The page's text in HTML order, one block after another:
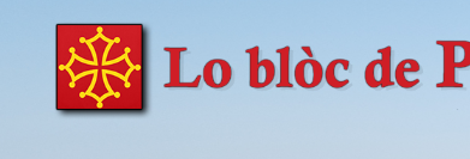
País Nòstre
Paratge e Convivència